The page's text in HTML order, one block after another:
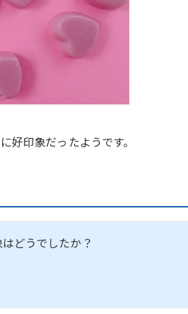
好印象だったようです。
どうでしたか？